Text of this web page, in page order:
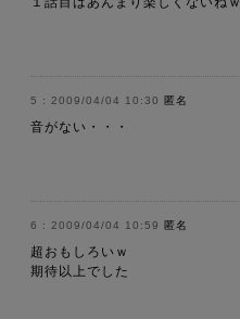
2009/04/04 10:30 匿名
音がない・・・
2009/04/04 10:59 匿名
超おもしろいｗ
期待以上でした